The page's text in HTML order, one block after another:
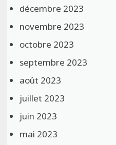
décembre 2023
novembre 2023
octobre 2023
septembre 2023
août 2023
juillet 2023
juin 2023
mai 2023